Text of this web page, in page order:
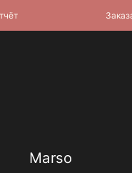
Marso
Заказать